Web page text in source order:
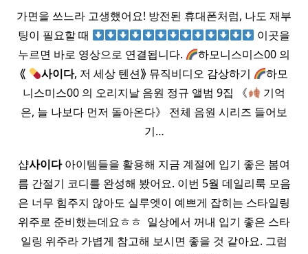
가면을 쓰느라 고생했어요! 방전된 휴대폰처럼, 나도 재부
팅이 필요할 때
이곳을
누르면 바로 영상으로 연결됩니다.
하모니스미스00 의
⟪
사이다, 저 세상 텐션⟫ 뮤직비디오 감상하기
하모
니스미스00 의 오리지날 음원 정규 앨범 9집 《
기억
은, 늘 나보다 먼저 돌아온다》 전체 음원 시리즈 들어보
기…
샵사이다아이템들을 활용해 지금 계절에 입기 좋은 봄여
름 간절기 코디를 완성해 봤어요. 이번 5월 데일리룩 모음
은 너무 힘주지 않아도 실루엣이 예쁘게 잡히는 스타일링
위주로 준비했는데요ㅎㅎ ​ 일상에서 꺼내 입기 좋은 스타
일링 위주라 가볍게 참고해 보시면 좋을 것 같아요. 그럼